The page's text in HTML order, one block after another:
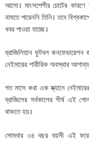
আলো। মাংসপেশীর চোটের কারণে
নামতে পারেননি তিনি। তবে
খবর পাওয়া যাচ্ছে।
ব্রাজিলিয়ান ফুটবল কনফেডারেশন
নেইমারের শারীরিক অবস্থার
গত মাসে করা এক স্ক্যানে
ব্রাজিলের সর্বকালের শীর্ষ এই
থাকতে হয়।
সোমবার ৩৪ বছর বয়সী এই